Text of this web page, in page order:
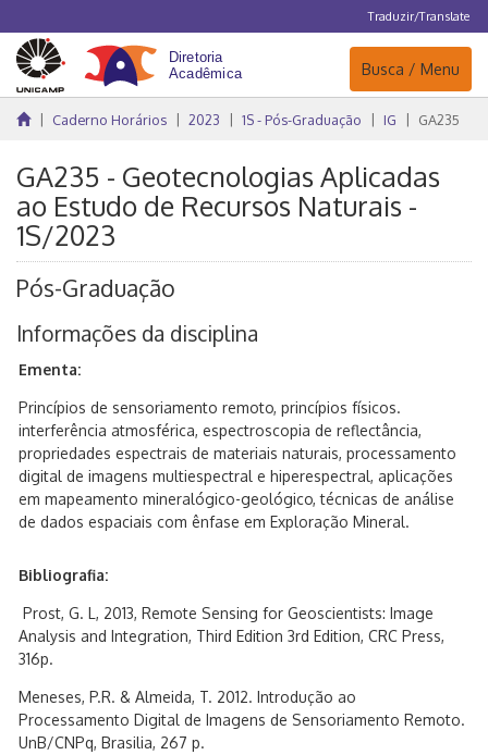
Traduzir/Translate
Navegação
Busca / Menu
Caderno Horários 2023 1S - Pós-Graduação IG GA235
GA235 - Geotecnologias Aplicadas
ao Estudo de Recursos Naturais -
1S/2023
Pós-Graduação
Informações da disciplina
Ementa:
Princípios de sensoriamento remoto, princípios físicos.
interferência atmosférica, espectroscopia de reflectância,
propriedades espectrais de materiais naturais, processamento
digital de imagens multiespectral e hiperespectral, aplicações
em mapeamento mineralógico-geológico, técnicas de análise
de dados espaciais com ênfase em Exploração Mineral.
Bibliografia:
Prost, G. L, 2013, Remote Sensing for Geoscientists: Image
Analysis and Integration, Third Edition 3rd Edition, CRC Press,
316p.
Meneses, P.R. & Almeida, T. 2012. Introdução ao
Processamento Digital de Imagens de Sensoriamento Remoto.
UnB/CNPq, Brasilia, 267 p.